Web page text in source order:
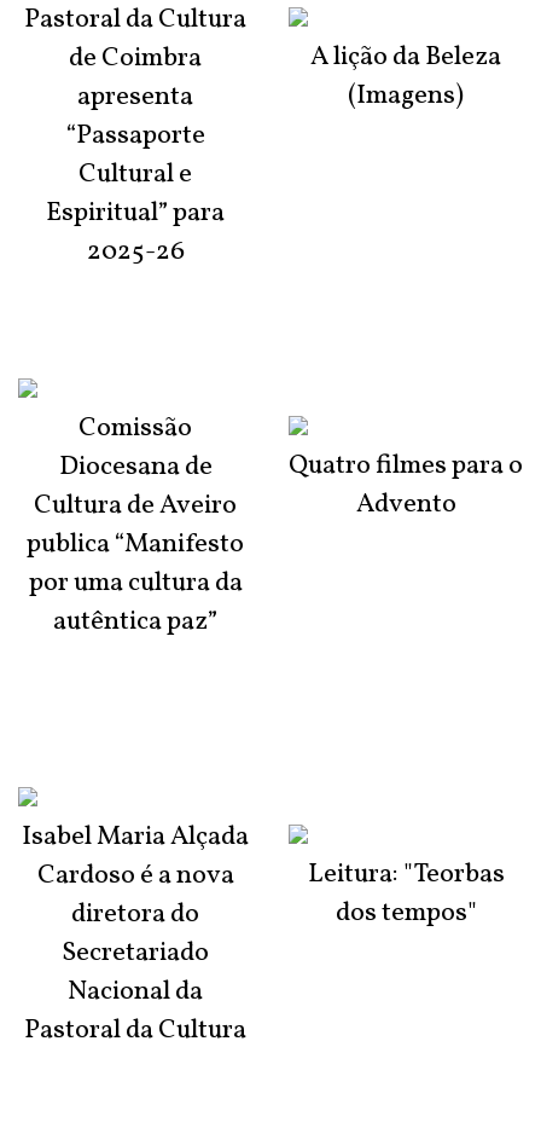
Pastoral da Cultura
de Coimbra
apresenta
“Passaporte
Cultural e
Espiritual” para
2025-26
Comissão
Diocesana de
Cultura de Aveiro
publica “Manifesto
por uma cultura da
autêntica paz”
Isabel Maria Alçada
Cardoso é a nova
diretora do
Secretariado
Nacional da
Pastoral da Cultura
A lição da Beleza
(Imagens)
Quatro filmes para o
Advento
Leitura: "Teorbas
dos tempos"